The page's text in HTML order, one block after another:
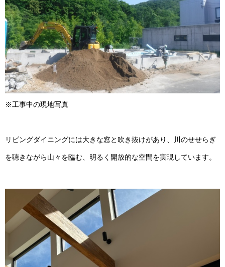
※工事中の現地写真
リビングダイニングには大きな窓と吹き抜けがあり、川のせせらぎ
を聴きながら山々を臨む、明るく開放的な空間を実現しています。